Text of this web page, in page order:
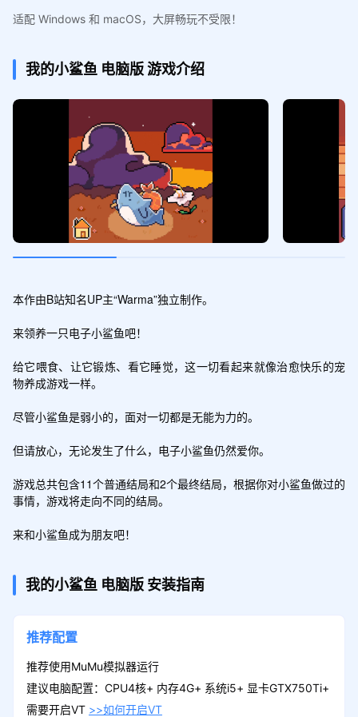
适配 Windows 和 macOS，大屏畅玩不受限！
我的小鲨鱼 电脑版游戏介绍
本作由B站知名UP主“Warma”独立制作。
来领养一只电子小鲨鱼吧！
给它喂食、让它锻炼、看它睡觉，这一切看起来就像治愈快乐的宠
物养成游戏一样。
尽管小鲨鱼是弱小的，面对一切都是无能为力的。
但请放心，无论发生了什么，电子小鲨鱼仍然爱你。
游戏总共包含11个普通结局和2个最终结局，根据你对小鲨鱼做过的
事情，游戏将走向不同的结局。
来和小鲨鱼成为朋友吧！
我的小鲨鱼 电脑版 安装指南
推荐配置
推荐使用MuMu模拟器运行
建议电脑配置：CPU4核+ 内存4G+ 系统i5+ 显卡GTX750Ti+
需要开启VT >>如何开启VT